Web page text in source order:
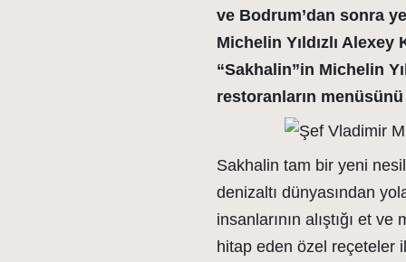
ve Bodrum’dan sonra
Michelin Yıldızlı Alexey
“Sakhalin”in Michelin
restoranların
Sakhalin tam bir yeni
denizaltı dünyasından
insanlarının alıştığı et
hitap eden özel reçeteler